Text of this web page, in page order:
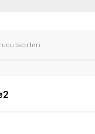
tacirleri